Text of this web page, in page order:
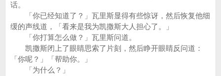
话。
「你已经知道了？」瓦里斯显得有些惊讶，然后恢复他细
缓的声线道，「看来是我为凯撒斯大人担心了。」
「你打算怎么做？」瓦里斯问道。
凯撒斯闭上了眼睛思索了片刻，然后睁开眼睛反问道：
「你呢？」「帮助你。」
「为什么？」